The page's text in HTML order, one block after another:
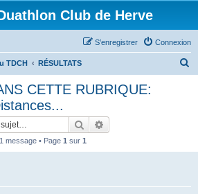
Club de Herve
Connexion
S’enregistrer
TDCH RÉSULTATS
CETTE RUBRIQUE:
Rechercher
1 message • Page 1 sur 1